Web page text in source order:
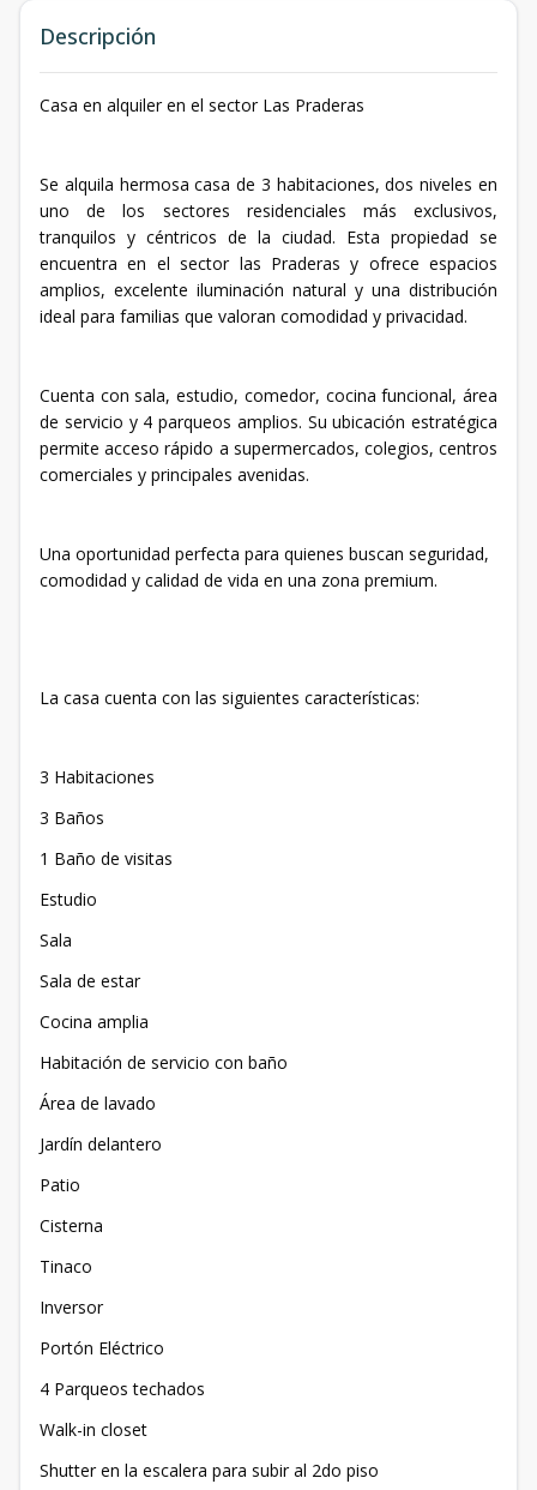
Descripción
Casa en alquiler en el sector Las Praderas
Se alquila hermosa casa de 3 habitaciones, dos niveles en
uno de los sectores residenciales más exclusivos,
tranquilos y céntricos de la ciudad. Esta propiedad se
encuentra en el sector las Praderas y ofrece espacios
amplios, excelente iluminación natural y una distribución
ideal para familias que valoran comodidad y privacidad.
Cuenta con sala, estudio, comedor, cocina funcional, área
de servicio y 4 parqueos amplios. Su ubicación estratégica
permite acceso rápido a supermercados, colegios, centros
comerciales y principales avenidas.
Una oportunidad perfecta para quienes buscan seguridad,
comodidad y calidad de vida en una zona premium.
La casa cuenta con las siguientes características:
3 Habitaciones
3 Baños
1 Baño de visitas
Estudio
Sala
Sala de estar
Cocina amplia
Habitación de servicio con baño
Área de lavado
Jardín delantero
Patio
Cisterna
Tinaco
Inversor
Portón Eléctrico
4 Parqueos techados
Walk-in closet
Shutter en la escalera para subir al 2do piso